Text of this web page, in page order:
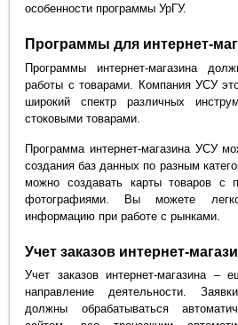
особенности программы УрГУ.
Программы для интернет-
Программы интернет-магазина
работы с товарами. Компания УСУ
широкий спектр различных
стоковыми товарами.
Программа интернет-магазина УСУ
создания баз данных по разным
можно создавать карты товаров с
фотографиями. Вы можете
информацию при работе с рынками.
Учет заказов интернет-
Учет заказов интернет-магазина –
направление деятельности.
должны обрабатываться